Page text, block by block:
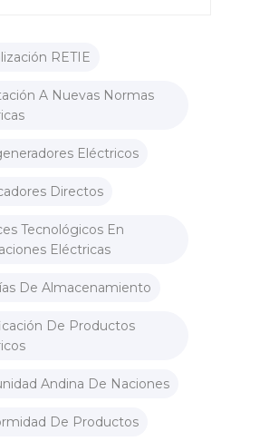
RETIE
A Nuevas Normas
Eléctricos
Directos
Tecnológicos En
Eléctricas
De Almacenamiento
De Productos
Andina De Naciones
De Productos